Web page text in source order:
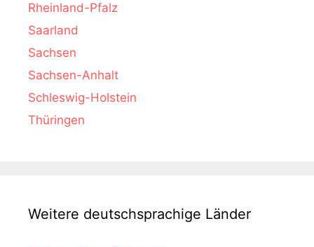
Rheinland-Pfalz
Saarland
Sachsen
Sachsen-Anhalt
Schleswig-Holstein
Thüringen
Weitere deutschsprachige Länder